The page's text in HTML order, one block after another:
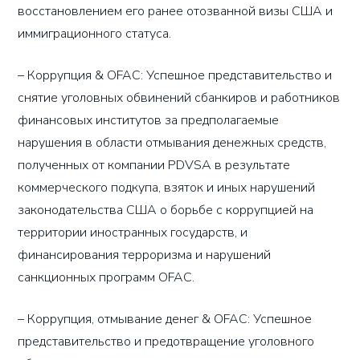
восстановлением его ранее отозванной визы США и
иммиграционного статуса.
– Коррупция & OFAC: Успешное представительство и
снятие уголовных обвинений cбанкиров и работников
финансовых институтов за предполагаемые
нарушения в области отмывания денежных средств,
полученных от компании PDVSA в результате
коммерческого подкупа, взяток и иных нарушений
законодательства США о борьбе с коррупцией на
территории иностранных государств, и
финансирования терроризма и нарушений
санкционных программ OFAC.
– Коррупция, отмывание денег & OFAC: Успешное
представительство и предотвращение уголовного